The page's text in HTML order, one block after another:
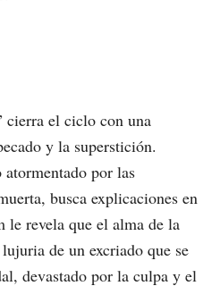
cierra el ciclo con una
y la superstición.
por las
busca explicaciones en
revela que el alma de la
de un excriado que se
devastado por la culpa y el